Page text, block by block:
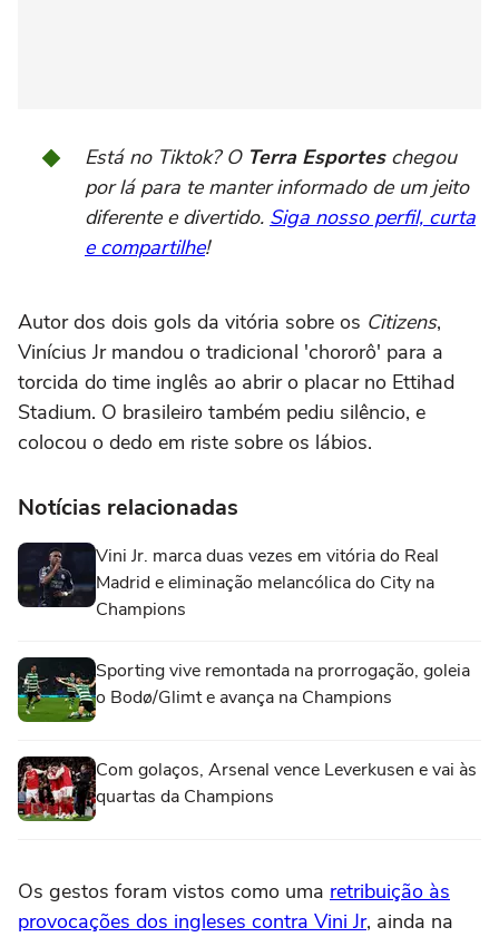
Está no Tiktok? O Terra Esporteschegou
por lá para te manter informado de um jeito
diferente e divertido. Siga nosso perfil, curta
e compartilhe!
Autor dos dois gols da vitória sobre os Citizens,
Vinícius Jr mandou o tradicional 'chororô' para a
torcida do time inglês ao abrir o placar no Ettihad
Stadium. O brasileiro também pediu silêncio, e
colocou o dedo em riste sobre os lábios.
Notícias relacionadas
Vini Jr. marca duas vezes em vitória do Real
Madrid e eliminação melancólica do City na
Champions
Sporting vive remontada na prorrogação, goleia
o Bodø/Glimt e avança na Champions
Com golaços, Arsenal vence Leverkusen e vai às
quartas da Champions
Os gestos foram vistos como uma retribuição às
provocações dos ingleses contra Vini Jr, ainda na